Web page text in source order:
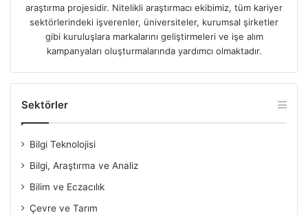
araştırma projesidir. Nitelikli araştırmacı ekibimiz, tüm kariyer
sektörlerindeki işverenler, üniversiteler, kurumsal şirketler
gibi kuruluşlara markalarını geliştirmeleri ve işe alım
kampanyaları oluşturmalarında yardımcı olmaktadır.
Sektörler
Bilgi Teknolojisi
Bilgi, Araştırma ve Analiz
Bilim ve Eczacılık
Çevre ve Tarım